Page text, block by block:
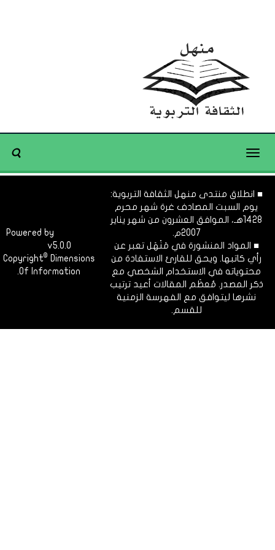
Toggle
■ انطلاق منتدى منهل الثقافة التربوية:
يوم السبت المصادف غرة شهر محرم
1428هـ، الموافق العشرون من شهر يناير
2007م.
■ المواد المنشورة في مَنْهَل تعبر عن
رأي كاتبها. ويحق للقارئ الاستفادة من
محتوياته في الاستخدام الشخصي مع
ذكر المصدر. مُعظَم المقالات أعيد ترتيب
نشرها ليتوافق مع الفهرسة الزمنية
للقسم.
Powered by
v5.0.0
Copyright©
Dimensions
Of Information.